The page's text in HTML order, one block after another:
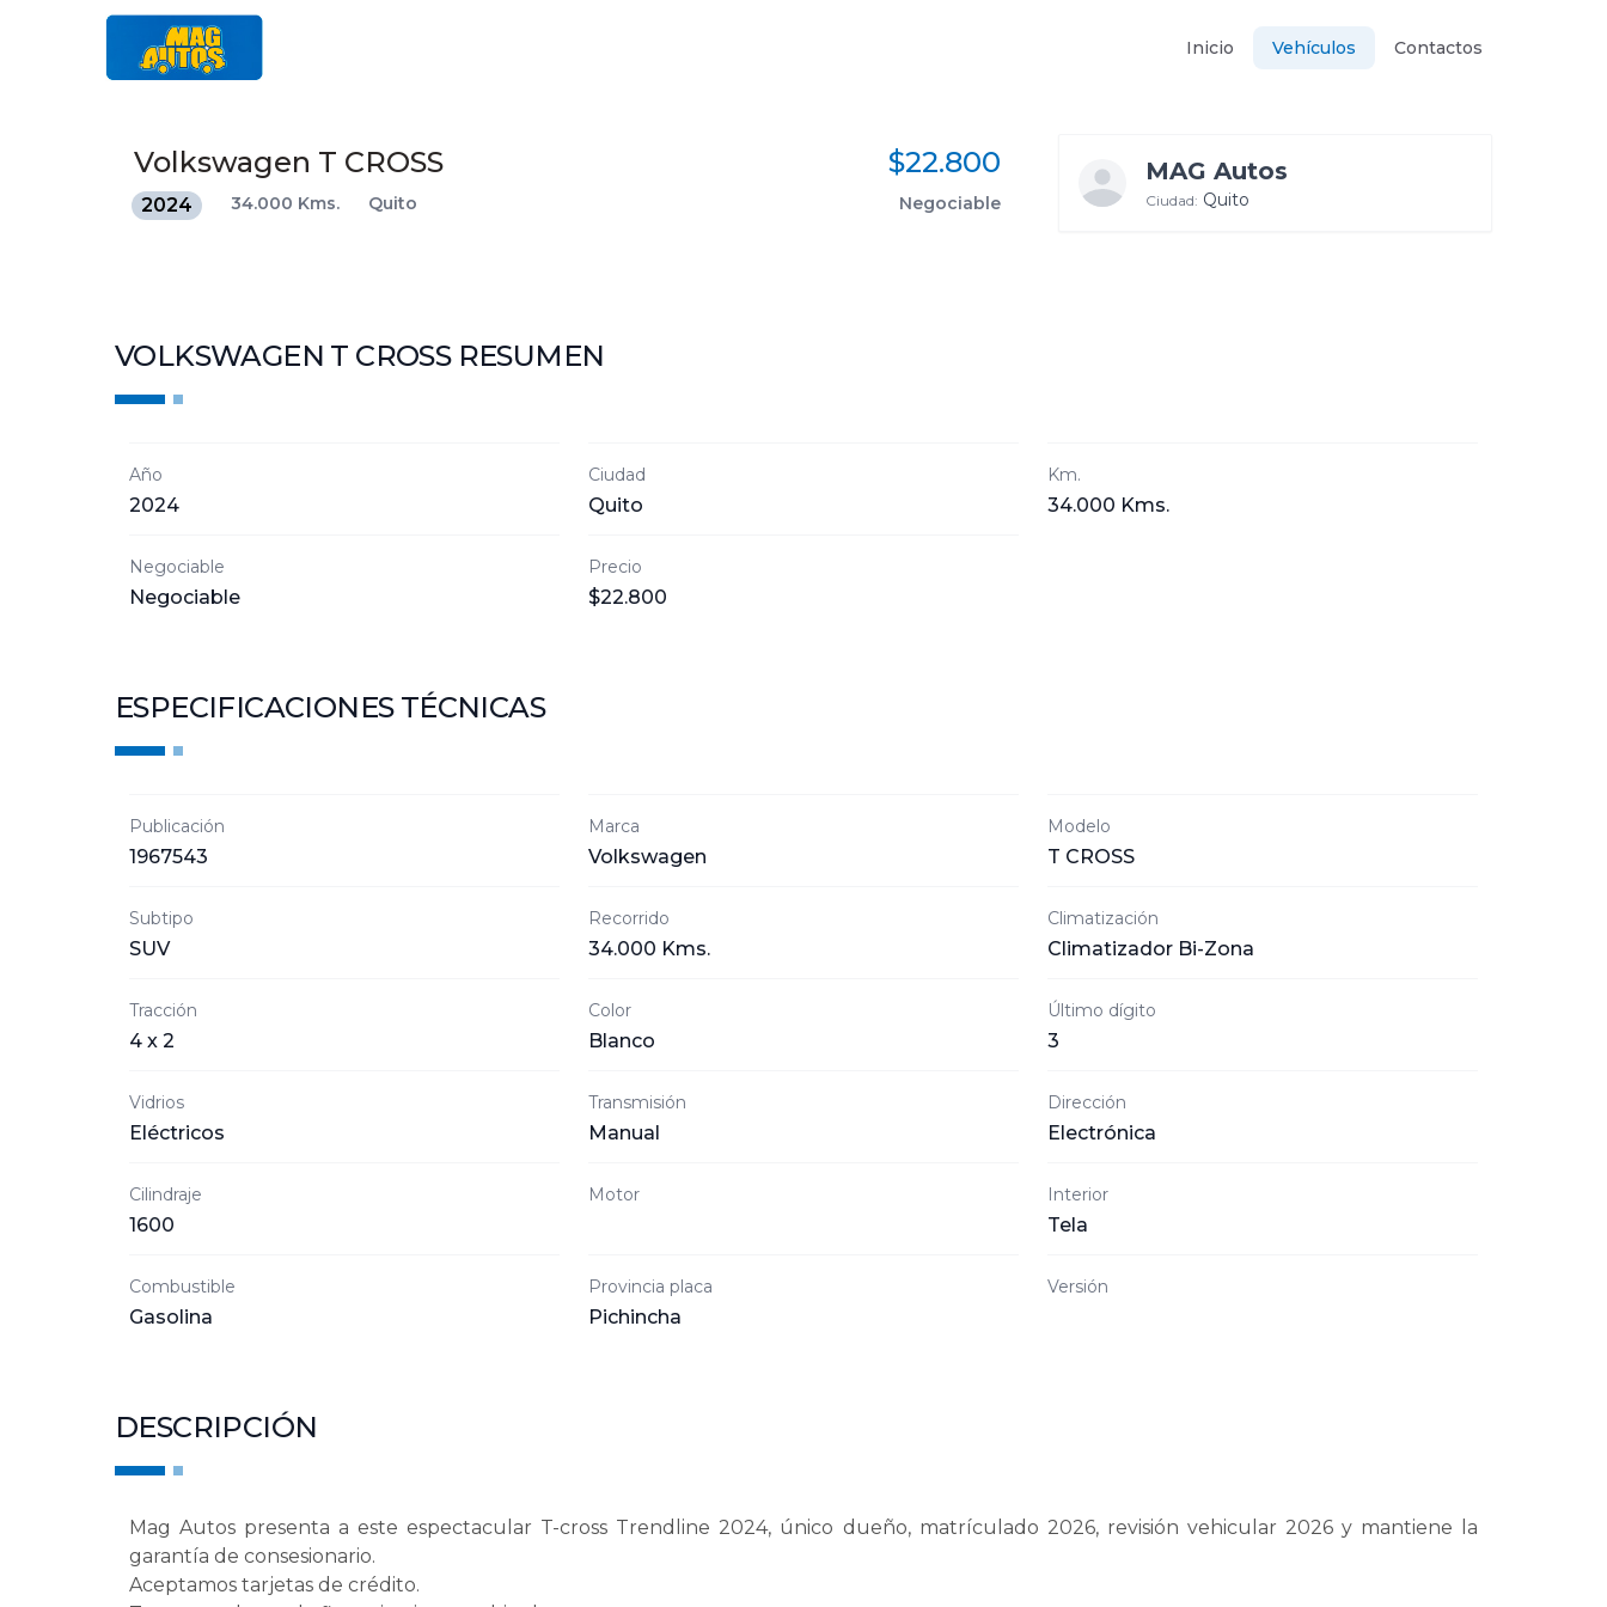
Inicio Vehículos Contactos
Volkswagen T CROSS $22.800
2024 34.000 Kms. Quito Negociable
MAG Autos
Ciudad: Quito
VOLKSWAGEN T CROSSRESUMEN
Año
2024
Ciudad
Quito
Km.
34.000 Kms.
Negociable
Negociable
Precio
$22.800
ESPECIFICACIONES TÉCNICAS
Publicación
1967543
Marca
Volkswagen
Modelo
T CROSS
Subtipo
SUV
Recorrido
34.000 Kms.
Climatización
Climatizador Bi-Zona
Tracción
4 x 2
Color
Blanco
Último dígito
3
Vidrios
Eléctricos
Transmisión
Manual
Dirección
Electrónica
Cilindraje
1600
Motor Interior
Tela
Combustible
Gasolina
Provincia placa
Pichincha
Versión
DESCRIPCIÓN
Mag Autos presenta a este espectacular T-cross Trendline 2024, único dueño, matrículado 2026, revisión vehicular 2026 y mantiene la
garantía de consesionario.
Aceptamos tarjetas de crédito.